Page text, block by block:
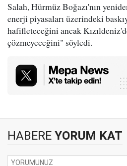
Salah, Hürmüz Boğazı'nın
enerji piyasaları üzerindeki
hafifleteceğini ancak
çözmeyeceğini" söyledi.
HABERE YORUM KAT